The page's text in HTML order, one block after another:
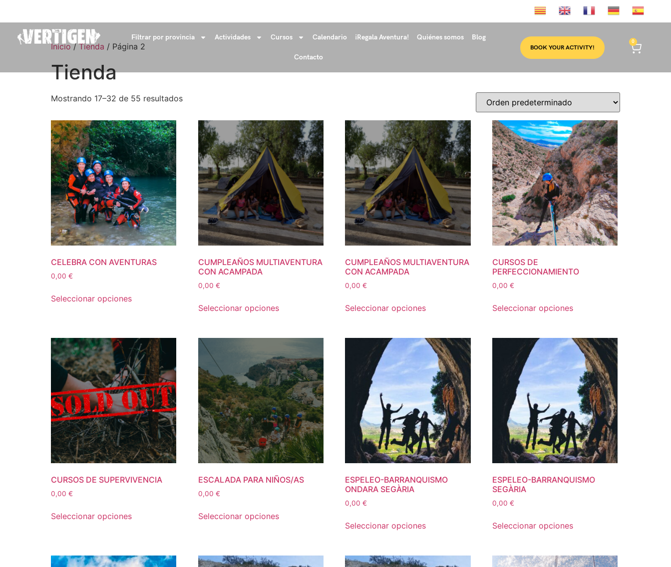
Filtrar por provincia Actividades Cursos Calendario ¡Regala Aventura! Quiénes somos Blog
Contacto
BOOK YOUR ACTIVITY!
0
Inicio/Tienda / Página 2
Tienda
Mostrando 17–32 de 55 resultados
CELEBRA CON AVENTURAS
0,00 €
Seleccionar opciones
CUMPLEAÑOS MULTIAVENTURA
CON ACAMPADA
0,00 €
Seleccionar opciones
CUMPLEAÑOS MULTIAVENTURA
CON ACAMPADA
0,00€
Seleccionar opciones
CURSOS DE
PERFECCIONAMIENTO
0,00€
Seleccionar opciones
CURSOS DE SUPERVIVENCIA
0,00 €
Seleccionar opciones
ESCALADA PARA NIÑOS/AS
0,00 €
Seleccionar opciones
ESPELEO-BARRANQUISMO
ONDARA SEGÀRIA
0,00€
Seleccionar opciones
ESPELEO-BARRANQUISMO
SEGÀRIA
0,00€
Seleccionar opciones